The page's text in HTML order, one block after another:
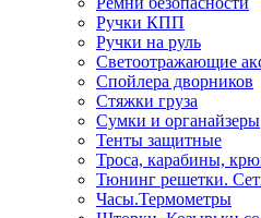
Ручки КПП
Ручки на руль
Светоотражающие
Спойлера дворников
Стяжки груза
Сумки и органайзеры
Тенты защитные
Троса, карабины,
Тюнинг решетки.
Часы.Термометры